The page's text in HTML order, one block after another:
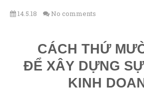
14.5.18 No comments
CÁCH THỨ
ĐỂ XÂY DỰNG
KINH